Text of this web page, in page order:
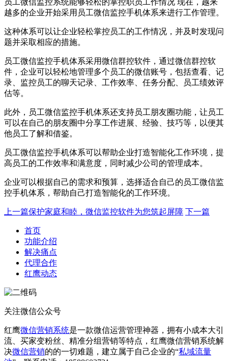
越多的企业开始采用员工微信监控手机体系来进行工作管理。
这种体系可以让企业轻松掌控员工的工作情况，并及时发现问
题并采取相应的措施。
员工微信监控手机体系采用微信群控软件，通过微信群控软
件，企业可以轻松地管理多个员工的微信账号，包括查看、记
录、监控员工的聊天记录、工作效率、任务分配、员工绩效评
估等。
此外，员工微信监控手机体系还支持员工朋友圈功能，让员工
可以在自己的朋友圈中分享工作进展、经验、技巧等，以便其
他员工了解和借鉴。
员工微信监控手机体系可以帮助企业打造智能化工作环境，提
高员工的工作效率和满意度，同时减少公司的管理成本。
企业可以根据自己的需求和预算，选择适合自己的员工微信监
控手机体系，帮助自己打造智能化的工作环境。
上一篇保护家庭和睦，微信监控软件为您筑起屏障 下一篇
首页
功能介绍
解决痛点
代理合作
红鹰动态
关注微信公众号
红鹰微信营销系统是一款微信运营管理神器，拥有小成本大引
流、买家变粉丝、精准分组营销等特点，红鹰微信营销系统解
决微信营销的的一切难题，建立属于自己企业的“私域流量